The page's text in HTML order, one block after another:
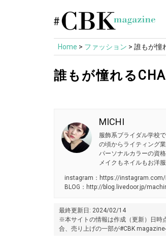
content
Home > ファッション >誰もが憧
誰もが憧れる
MICHI
服飾系ブライダル学校
の頃からライティング
パーソナルカラーの資格
メイクもネイルもお洋
instagram：https://
BLOG：http://blog.livedoor.jp/
最終更新日: 2024/02/14
※本サイトの情報は作成（更新）日時
合、売り上げの一部が#CBK magazine